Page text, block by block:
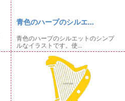
青色のハープのシルエ...
青色のハープのシルエットのシンプ
ルなイラストです。使...